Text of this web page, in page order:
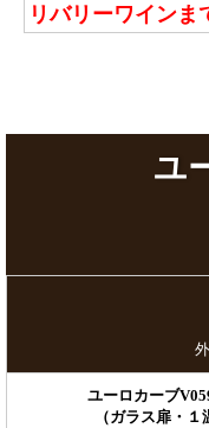
リバリーワインま
ユ
ユーロカーブ
（ガラス扉・１